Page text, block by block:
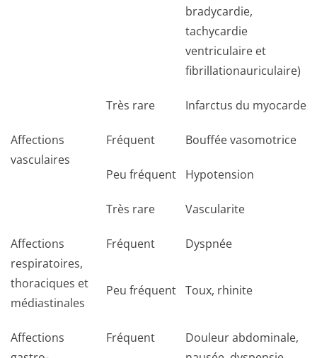
bradycardie,
tachycardie
ventriculaire et
fibrillationau­riculaire)
Très rare Infarctus du myocarde
Affections
vasculaires
Fréquent Bouffée vasomotrice
Peu fréquent Hypotension
Très rare Vascularite
Affections
respiratoires,
thoraciques et
médiastinales
Fréquent Dyspnée
Peu fréquent Toux, rhinite
Affections
Fréquent
Douleur abdominale,